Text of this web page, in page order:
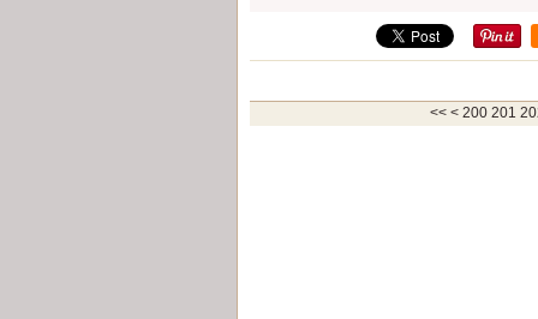
<< < 200 201